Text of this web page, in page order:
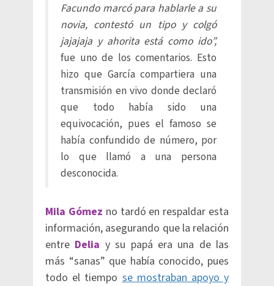
Facundo marcó para hablarle a su
novia, contestó un tipo y colgó
jajajaja y ahorita está como ido”,
fue uno de los comentarios. Esto
hizo que García compartiera una
transmisión en vivo donde declaró
que todo había sido una
equivocación, pues el famoso se
había confundido de número, por
lo que llamó a una persona
desconocida.
Mila Gómez no tardó en respaldar esta
información, asegurando que la relación
entre Delia y su papá era una de las
más “sanas” que había conocido, pues
todo el tiempose mostraban apoyo y